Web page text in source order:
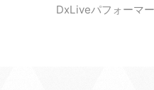
DxLiveパフォーマ